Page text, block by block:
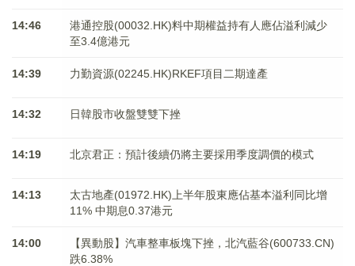
14:46
港通控股(00032.HK)料中期權益持有人應佔溢利減少
至3.4億港元
14:39 力勤資源(02245.HK)RKEF項目二期達產
14:32 日韓股市收盤雙雙下挫
14:19 北京君正：預計後續仍將主要採用季度調價的模式
14:13
太古地產(01972.HK)上半年股東應佔基本溢利同比增
11% 中期息0.37港元
14:00
【異動股】汽車整車板塊下挫，北汽藍谷(600733.CN)
跌6.38%